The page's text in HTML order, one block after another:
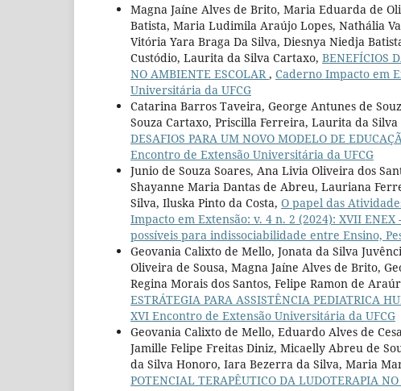
Magna Jaíne Alves de Brito, Maria Eduarda de
Batista, Maria Ludimila Araújo Lopes, Nathália
Vitória Yara Braga Da Silva, Diesnya Niedja
Custódio, Laurita da Silva Cartaxo, BENEFÍCIOS
NO AMBIENTE ESCOLAR , Caderno Impacto em
Universitária da UFCG
Catarina Barros Taveira, George Antunes de
Souza Cartaxo, Priscilla Ferreira, Laurita da Silva
DESAFIOS PARA UM NOVO MODELO DE
Encontro de Extensão Universitária da UFCG
Junio de Souza Soares, Ana Livia Oliveira dos
Shayanne Maria Dantas de Abreu, Lauriana
Silva, Iluska Pinto da Costa, O papel das
Impacto em Extensão: v. 4 n. 2 (2024): XVII
possíveis para indissociabilidade entre Ensino,
Geovania Calixto de Mello, Jonata da Silva
Oliveira de Sousa, Magna Jaíne Alves de Brito,
Regina Morais dos Santos, Felipe Ramon de
ESTRÁTEGIA PARA ASSISTÊNCIA PEDIATRICA
XVI Encontro de Extensão Universitária da UFCG
Geovania Calixto de Mello, Eduardo Alves de
Jamille Felipe Freitas Diniz, Micaelly Abreu de
da Silva Honoro, Iara Bezerra da Silva, Maria
POTENCIAL TERAPÊUTICO DA LUDOTERAPIA